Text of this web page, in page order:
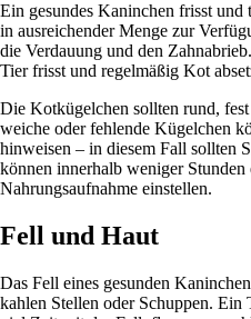
Ein gesundes Kaninchen frisst
in ausreichender Menge zur
die Verdauung und den
Tier frisst und regelmäßig Kot
Die Kotkügelchen sollten rund,
weiche oder fehlende Kügelchen
hinweisen – in diesem Fall sollten
können innerhalb weniger
Nahrungsaufnahme einstellen.
Fell und Haut
Das Fell eines gesunden
kahlen Stellen oder Schuppen.